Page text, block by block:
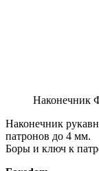
Наконечник
Наконечник
патронов до 4 мм.
Боры и ключ к